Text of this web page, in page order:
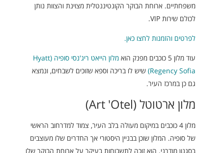
משפחתיים. ארוחת הבוקר הקונטיננטלית מצוינת והצוות נותן
לכולם שירות VIP.
לפרטים והזמנות לחצו כאן.
עוד מלון 5 כוכבים מפנק הוא
מלון הייאט ריג'נסי סופיה (Hyatt
Regency Sofia) שיש לו בריכה וספא שזוכים לשבחים, ונמצא
גם כן במרכז העיר.
מלון ארטוטל (Art 'Otel)
מלון 4 כוכבים במיקום מעולה בלב העיר, צמוד למדרחוב הראשי
של סופיה. המלון שוכן בבניין היסטורי אך החדרים שלו מעוצבים
בסגנון מודרני. הוא זוכה לתשבוחות בעיקר על ארוחת הבוקר שלו